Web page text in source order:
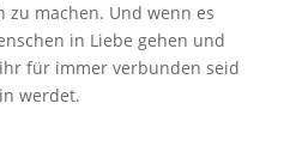
zu machen. Und wenn es
in Liebe gehen und
für immer verbunden seid
werdet.